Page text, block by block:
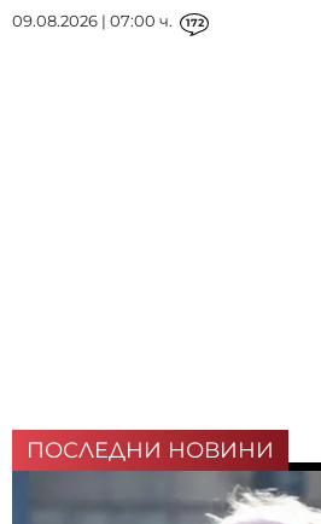
09.08.2026 | 07:00 ч. 172
ПОСЛЕДНИ НОВИНИ